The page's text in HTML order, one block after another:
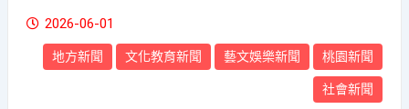
2026-06-01
地方新聞 文化教育新聞 藝文娛樂新聞 桃園新聞
社會新聞